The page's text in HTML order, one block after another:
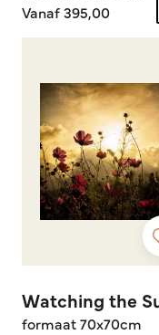
Vanaf 395,00
Watching the
formaat 70x70cm